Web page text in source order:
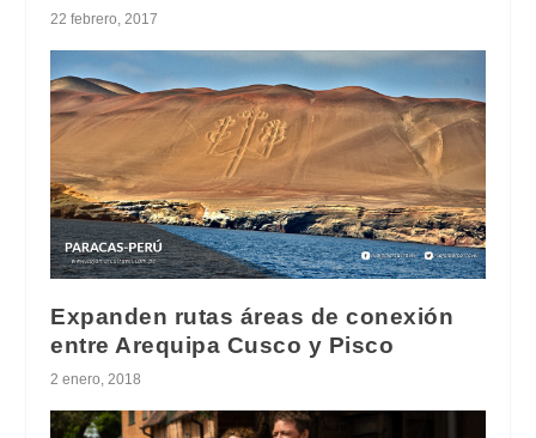
22 febrero, 2017
Expanden rutas áreas de conexión
entre Arequipa Cusco y Pisco
2 enero, 2018